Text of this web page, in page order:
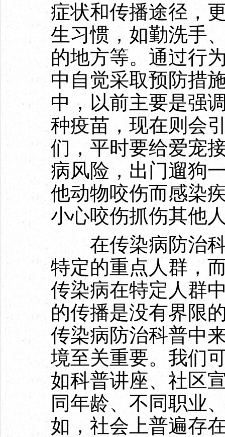
症状和传播途径，
生习惯，如勤洗手
的地方等。通过行
中自觉采取预防措
中，以前主要是强
种疫苗，现在则会
们，平时要给爱宠
病风险，出门遛狗
他动物咬伤而感染
小心咬伤抓伤其他
在传染病防治科
特定的重点人群，
传染病在特定人群
的传播是没有界限
传染病防治科普中
境至关重要。我们
如科普讲座、社区
同年龄、不同职业
如，社会上普遍存